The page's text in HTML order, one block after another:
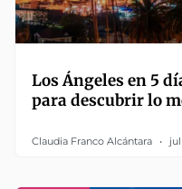
Los Ángeles en 5
para descubrir lo
Claudia Franco Alcántara